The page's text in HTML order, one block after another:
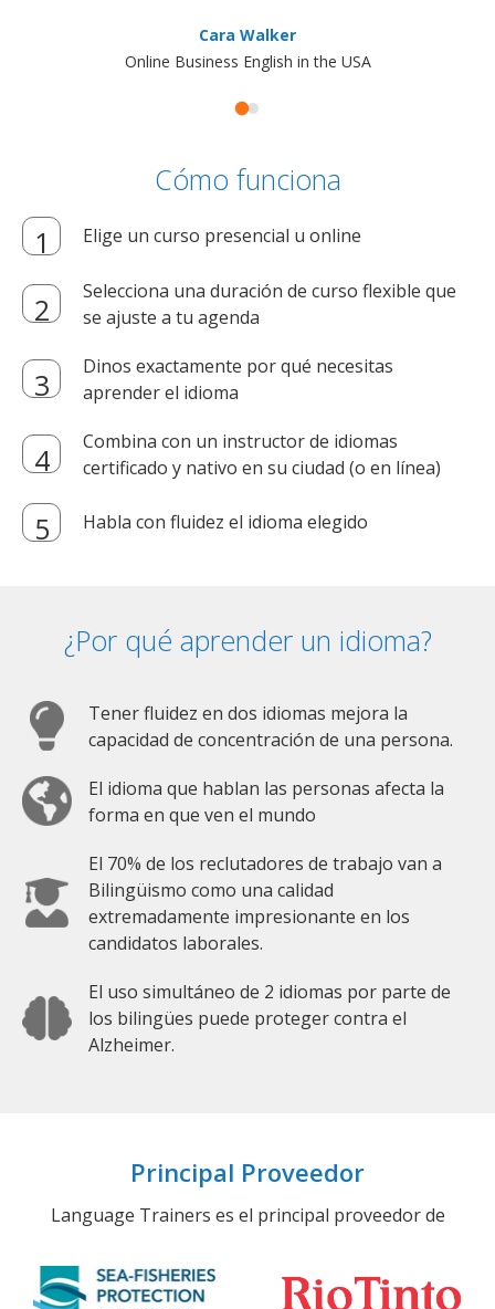
Cara Walker
Online Business English in the USA
Cómo funciona
Elige un curso presencial u online
Selecciona una duración de curso flexible que
se ajuste a tu agenda
Dinos exactamente por qué necesitas
aprender el idioma
Combina con un instructor de idiomas
certificado y nativo en su ciudad (o en línea)
Habla con fluidez el idioma elegido
¿Por qué aprender un idioma?
Tener fluidez en dos idiomas mejora la
capacidad de concentración de una persona.
El idioma que hablan las personas afecta la
forma en que ven el mundo
El 70% de los reclutadores de trabajo van a
Bilingüismo como una calidad
extremadamente impresionante en los
candidatos laborales.
El uso simultáneo de 2 idiomas por parte de
los bilingües puede proteger contra el
Alzheimer.
Principal Proveedor
Language Trainers es el principal proveedor de